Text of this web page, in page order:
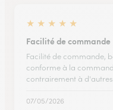
★ ★ ★ ★ ★
Facilité de commande
Facilité de commande,
conforme à la
contrairement à d'autres
07/05/2026